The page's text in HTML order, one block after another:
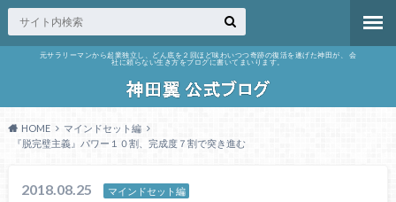
元サラリーマンから起業独立し、どん底を２回ほど味わいつつ奇跡の復活を遂げた神田が、 会
社に頼らない生き方をブログに書いてまいります。
HOME
マインドセット編
『脱完璧主義』パワー１０割、完成度７割で突き進む
2018.08.25 マインドセット編